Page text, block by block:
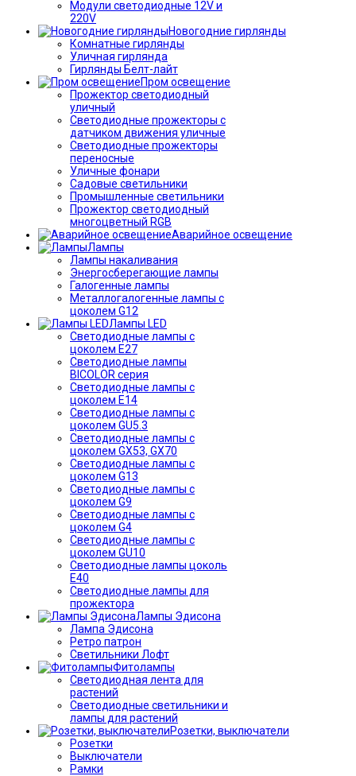
Модули светодиодные 12V и
220V
Новогодние гирлянды
Комнатные гирлянды
Уличная гирлянда
Гирлянды Белт-лайт
Пром освещение
Прожектор светодиодный
уличный
Светодиодные прожекторы с
датчиком движения уличные
Светодиодные прожекторы
переносные
Уличные фонари
Садовые светильники
Промышленные светильники
Прожектор светодиодный
многоцветный RGB
Аварийное освещение
Лампы
Лампы накаливания
Энергосберегающие лампы
Галогенные лампы
Металлогалогенные лампы с
цоколем G12
Лампы LED
Светодиодные лампы с
цоколем E27
Светодиодные лампы
BICOLOR серия
Светодиодные лампы с
цоколем E14
Светодиодные лампы с
цоколем GU5.3
Светодиодные лампы с
цоколем GX53, GX70
Светодиодные лампы с
цоколем G13
Светодиодные лампы с
цоколем G9
Светодиодные лампы с
цоколем G4
Светодиодные лампы с
цоколем GU10
Светодиодные лампы цоколь
Е40
Светодиодные лампы для
прожектора
Лампы Эдисона
Лампа Эдисона
Ретро патрон
Светильники Лофт
Фитолампы
Светодиодная лента для
растений
Светодиодные светильники и
лампы для растений
Розетки, выключатели
Розетки
Выключатели
Рамки